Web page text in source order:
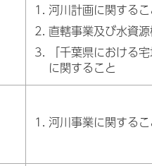
河川計画に関する
直轄事業及び水資
「千葉県における
に関すること
河川事業に関する